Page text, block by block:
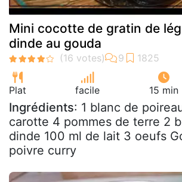
Mini cocotte de gratin de
dinde au gouda
Plat facile 15 min
Ingrédients: 1 blanc de
carotte 4 pommes de terre 2
dinde 100 ml de lait 3 oeufs
poivre curry